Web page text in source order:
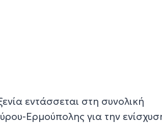
εντάσσεται στη συνολική
Ερμούπολης για την